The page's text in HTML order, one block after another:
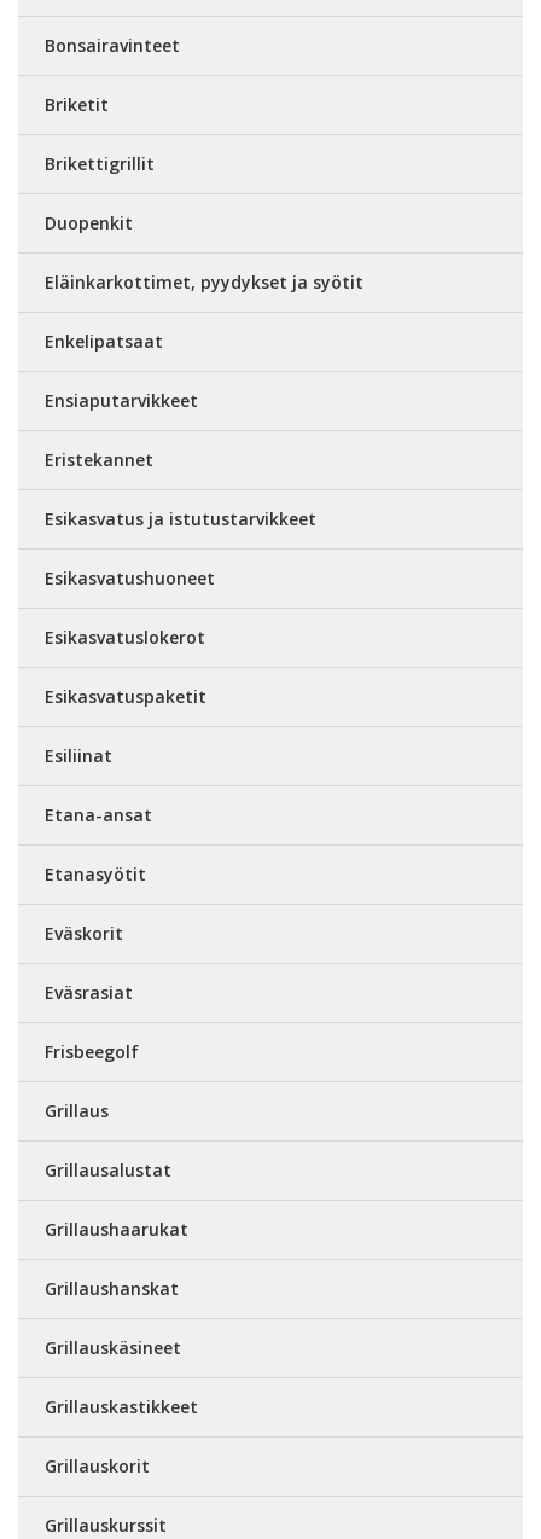
Bonsairavinteet
Briketit
Brikettigrillit
Duopenkit
Eläinkarkottimet, pyydykset ja syötit
Enkelipatsaat
Ensiaputarvikkeet
Eristekannet
Esikasvatus ja istutustarvikkeet
Esikasvatushuoneet
Esikasvatuslokerot
Esikasvatuspaketit
Esiliinat
Etana-ansat
Etanasyötit
Eväskorit
Eväsrasiat
Frisbeegolf
Grillaus
Grillausalustat
Grillaushaarukat
Grillaushanskat
Grillauskäsineet
Grillauskastikkeet
Grillauskorit
Grillauskurssit